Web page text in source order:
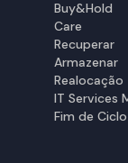
Buy&Hold
Care
Recuperar
Armazenar
Realocação
IT Services
Fim de Ciclo